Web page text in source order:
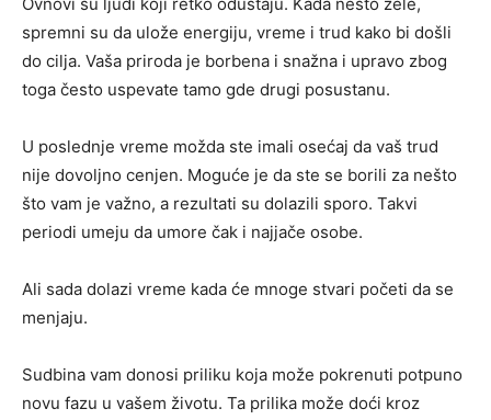
spremni su da ulože energiju, vreme i trud kako bi došli
do cilja. Vaša priroda je borbena i snažna i upravo zbog
toga često uspevate tamo gde drugi posustanu.
U poslednje vreme možda ste imali osećaj da vaš trud
nije dovoljno cenjen. Moguće je da ste se borili za nešto
što vam je važno, a rezultati su dolazili sporo. Takvi
periodi umeju da umore čak i najjače osobe.
Ali sada dolazi vreme kada će mnoge stvari početi da se
menjaju.
Sudbina vam donosi priliku koja može pokrenuti potpuno
novu fazu u vašem životu. Ta prilika može doći kroz